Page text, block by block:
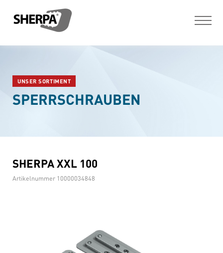
UNSER SORTIMENT
SPERRSCHRAUBEN
SHERPA XXL 100
Artikelnummer 10000034848